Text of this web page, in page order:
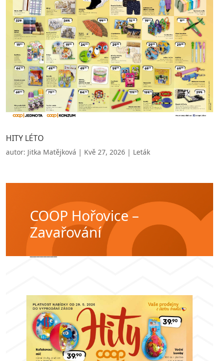
HITY LÉTO
autor: Jitka Matějková | Kvě 27, 2026 | Leták
COOP Hořovice –
Zavařování